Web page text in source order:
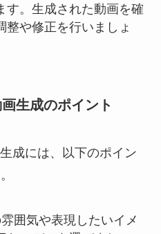
す。生成された動画を確
整や修正を行いましょ
生成のポイント
成には、以下のポイン
囲気や表現したいイメ